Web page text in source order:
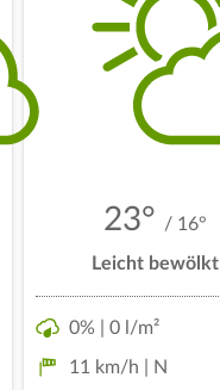
23° / 16°
Leicht bewölkt
0% | 0 l/m²
11 km/h | N